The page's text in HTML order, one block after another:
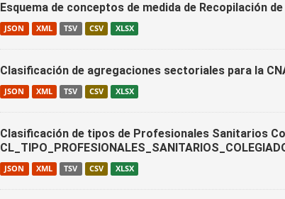
Esquema de conceptos de medida de Recopilación
JSON XML TSV CSV XLSX
Clasificación de agregaciones sectoriales para la
JSON XML TSV CSV XLSX
Clasificación de tipos de Profesionales Sanitarios
JSON XML TSV CSV XLSX